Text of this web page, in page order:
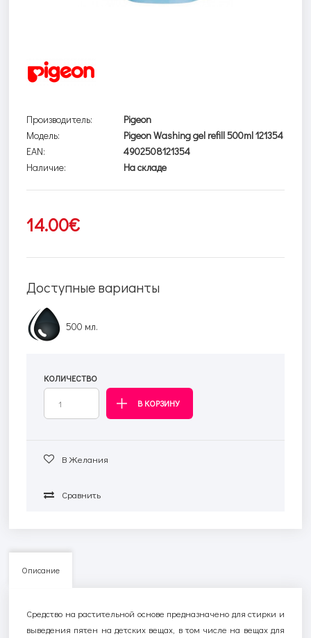
Производитель:
Pigeon
Модель:
Pigeon Washing gel refill 500ml 121354
EAN:
4902508121354
Наличие:
На складе
14.00€
Доступные варианты
500 мл.
КОЛИЧЕСТВО
В Желания
Сравнить
Описание
Средство на растительной основе предназначено для стирки и
выведения пятен на детских вещах, в том числе на вещах для